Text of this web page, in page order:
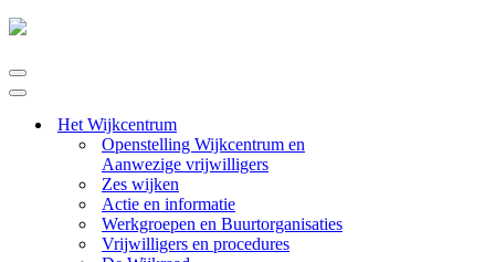
Navigatie
Menu
Navigatie
Het Wijkcentrum
Openstelling Wijkcentrum en
Aanwezige vrijwilligers
Zes wijken
Actie en informatie
Werkgroepen en Buurtorganisaties
Vrijwilligers en procedures